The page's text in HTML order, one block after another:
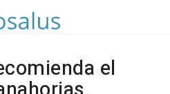
el